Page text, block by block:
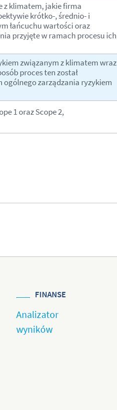
z klimatem, jakie firma
krótko-, średnio- i
łańcuchu wartości oraz
przyjęte w ramach procesu ich
związanym z klimatem wraz
proces ten został
zarządzania ryzykiem
1 oraz Scope 2,
FINANSE
Analizator
wyników